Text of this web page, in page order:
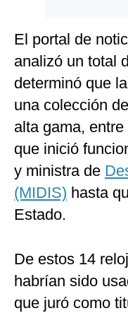
El portal de
analizó un total
determinó que
una colección
alta gama,
que inició
y ministra de
(MIDIS) hasta
Estado.
De estos 14
habrían sido
que juró como